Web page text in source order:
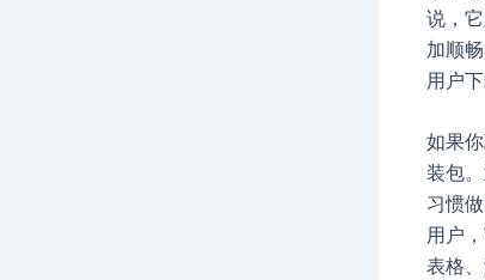
说，
加顺
用户
如果
装包
习惯
用户
表格